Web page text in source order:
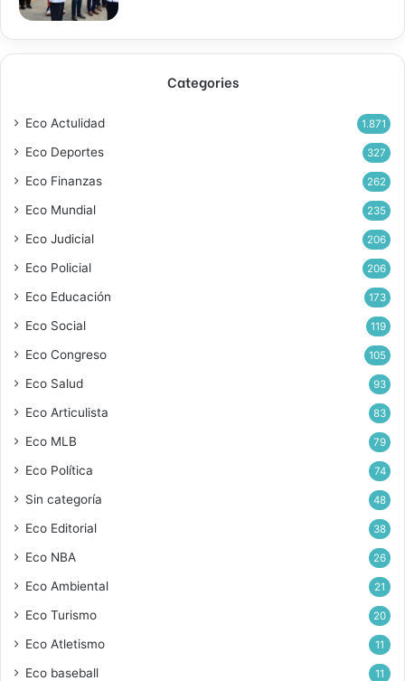
Categories
Eco Actulidad 1.871
Eco Deportes 327
Eco Finanzas 262
Eco Mundial 235
Eco Judicial 206
Eco Policial 206
Eco Educación 173
Eco Social 119
Eco Congreso 105
Eco Salud 93
Eco Articulista 83
Eco MLB 79
Eco Política 74
Sin categoría 48
Eco Editorial 38
Eco NBA 26
Eco Ambiental 21
Eco Turismo 20
Eco Atletismo 11
Eco baseball 11